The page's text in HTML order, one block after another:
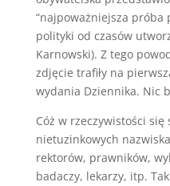
“najpoważniejsza
polityki od czasów
Karnowski). Z tego
zdjęcie trafiły na
wydania Dziennika. Nic
Cóż w rzeczywistości się
nietuzinkowych
rektorów, prawników,
badaczy, lekarzy, itp.